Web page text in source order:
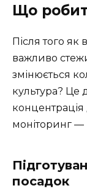
Що
Після того як
важливо
змінюється
культура? Це
моніторинг —
посадок